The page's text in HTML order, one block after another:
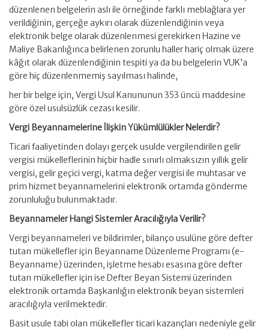
düzenlenen belgelerin aslı ile örneğinde farklı meblağlara yer
verildiğinin, gerçeğe aykırı olarak düzenlendiğinin veya
elektronik belge olarak düzenlenmesi gerekirken Hazine ve
Maliye Bakanlığınca belirlenen zorunlu haller hariç olmak üzere
kâğıt olarak düzenlendiğinin tespiti ya da bu belgelerin VUK’a
göre hiç düzenlenmemiş sayılması halinde,
her bir belge için, Vergi Usul Kanununun 353 üncü maddesine
göre özel usulsüzlük cezası kesilir.
Vergi Beyannamelerine İlişkin Yükümlülükler Nelerdir?
Ticari faaliyetinden dolayı gerçek usulde vergilendirilen gelir
vergisi mükelleflerinin hiçbir hadle sınırlı olmaksızın yıllık gelir
vergisi, gelir geçici vergi, katma değer vergisi ile muhtasar ve
prim hizmet beyannamelerini elektronik ortamda gönderme
zorunluluğu bulunmaktadır.
Beyannameler Hangi Sistemler Aracılığıyla Verilir?
Vergi beyannameleri ve bildirimler, bilanço usulüne göre defter
tutan mükellefler için Beyanname Düzenleme Programı (e-
Beyanname) üzerinden, işletme hesabı esasına göre defter
tutan mükellefler için ise Defter Beyan Sistemi üzerinden
elektronik ortamda Başkanlığın elektronik beyan sistemleri
aracılığıyla verilmektedir.
Basit usule tabi olan mükellefler ticari kazançları nedeniyle gelir